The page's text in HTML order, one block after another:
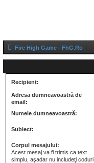
Fire High Game - FhG.Ro
Recipient:
Adresa dumneavoastră de
email:
Numele dumneavoastră:
Subiect:
Corpul mesajului:
Acest mesaj va fi trimis ca text
simplu, aşadar nu includeţi coduri